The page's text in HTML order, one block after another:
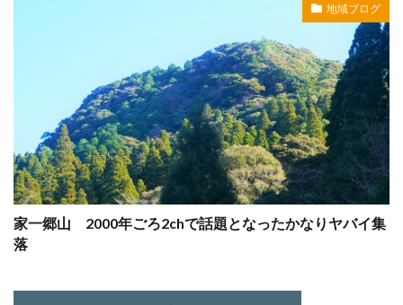
地域ブログ
家一郷山 2000年ごろ2chで話題となったかなりヤバイ集
落